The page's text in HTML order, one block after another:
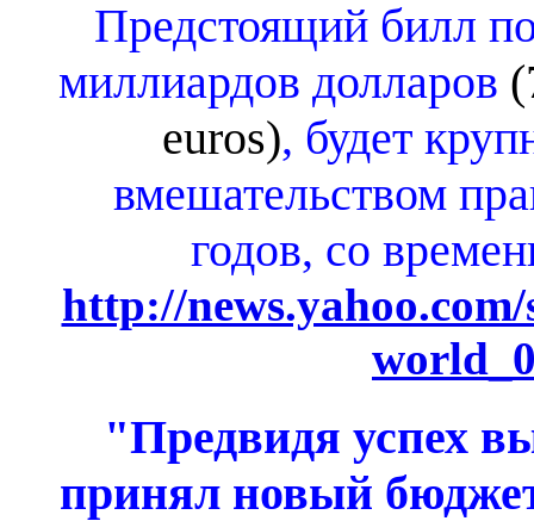
Предстоящий билл
миллиардов долларов
euros), будет
вмешательством
годов, со
http://
"Предвидя успех
принял новый